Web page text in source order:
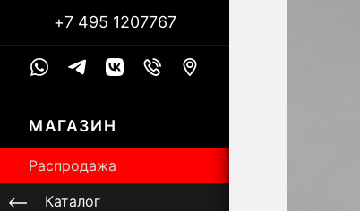
+7 495 1207767
МАГАЗИН
Распродажа
Каталог